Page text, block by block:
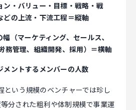
ン・バリュー・目標・戦略・戦
どの上流・下流工程＝縦軸
（マーケティング、セールス、
務管理、組織開発、採用）＝横軸
メントするメンバーの人数
という規模のベンチャーでは珍し
分された粗利や体制規模で事業運